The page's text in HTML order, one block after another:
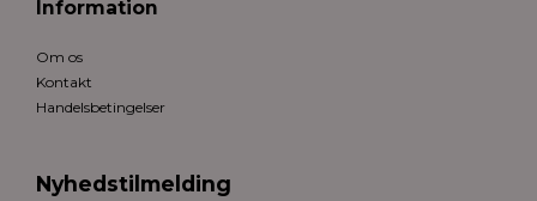
Information
Om os
Kontakt
Handelsbetingelser
Nyhedstilmelding